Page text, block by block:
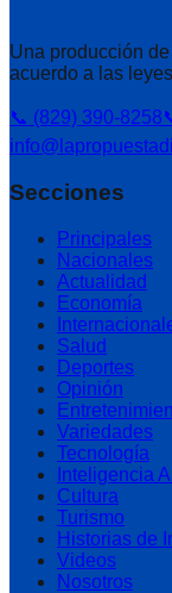
Una producción
acuerdo a las
📞 (829) 390-8258
Secciones
Principales
Nacionales
Actualidad
Economía
Salud
Deportes
Opinión
Variedades
Tecnología
Inteligencia
Cultura
Turismo
Historias de
Videos
Nosotros